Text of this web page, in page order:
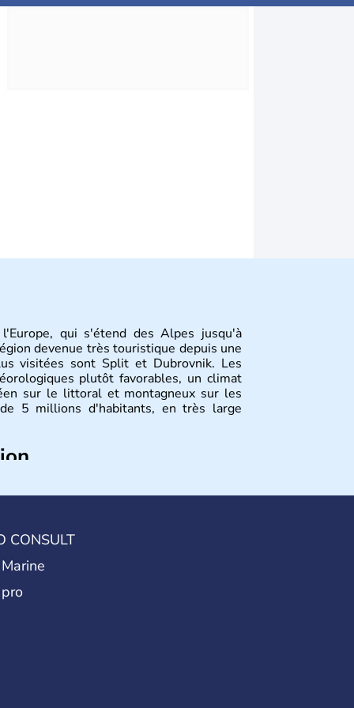
qui s'étend des Alpes jusqu'à
devenue très touristique depuis une
visitées sont Split et Dubrovnik. Les
plutôt favorables, un climat
sur le littoral et montagneux sur les
5 millions d'habitants, en très large
chaque année par le pays.
CONSULT